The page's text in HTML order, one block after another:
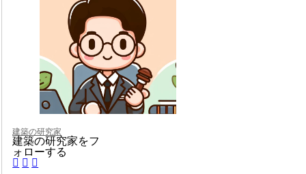
建築の研究家
建築の研究家をフ
ォローする